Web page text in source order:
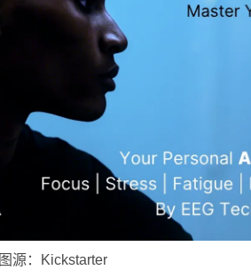
图源：Kickstarter